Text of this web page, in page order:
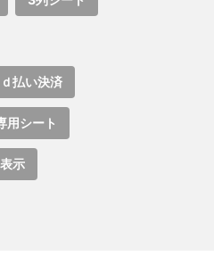
ｄ払い決済
用シート
示